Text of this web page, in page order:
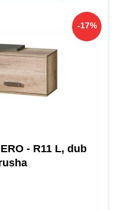
-17%
- R11 L, dub